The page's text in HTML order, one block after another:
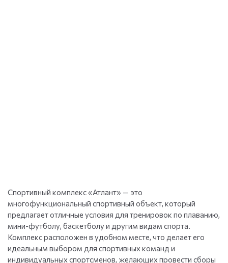
Спортивный комплекс «Атлант» — это
многофункциональный спортивный объект, который
предлагает отличные условия для тренировок по плаванию,
мини-футболу, баскетболу и другим видам спорта.
Комплекс расположен в удобном месте, что делает его
идеальным выбором для спортивных команд и
индивидуальных спортсменов, желающих провести сборы